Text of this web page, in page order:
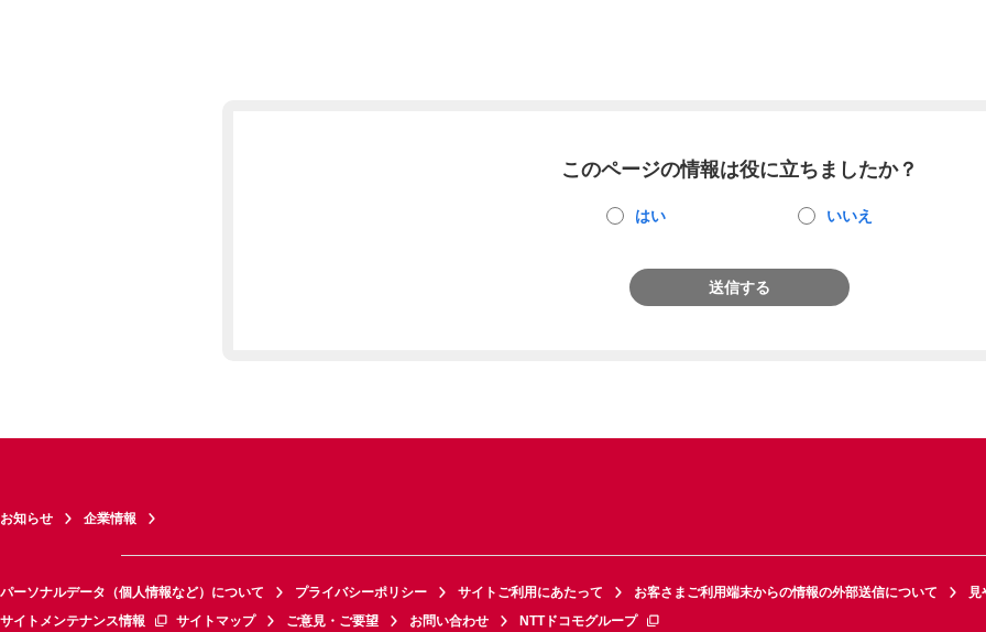
このページの情報は役に立ちましたか？
はい いいえ
送信する
お知らせ 企業情報
パーソナルデータ（個人情報など）について プライバシーポリシー サイトご利用にあたって お客さまご利用端末からの情報の外部送信について
見
サイトメンテナンス情報
サイトマップ ご意見・ご要望 お問い合わせ NTTドコモグループ